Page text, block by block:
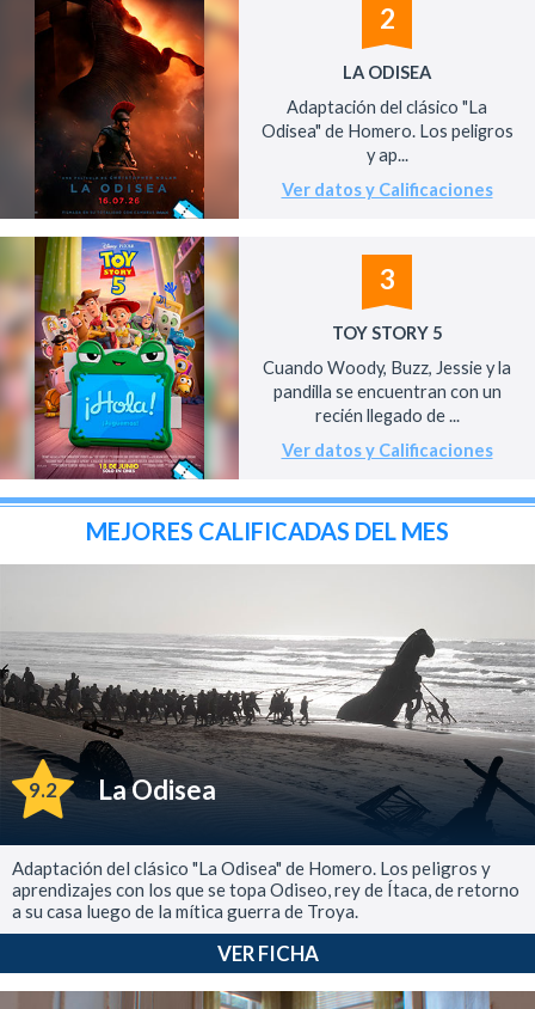
2
LA ODISEA
Adaptación del clásico "La
Odisea" de Homero. Los peligros
y ap...
Ver datos y Calificaciones
3
TOY STORY 5
Cuando Woody, Buzz, Jessie y la
pandilla se encuentran con un
recién llegado de ...
Ver datos y Calificaciones
MEJORES CALIFICADAS DEL MES
9.2 La Odisea
Adaptación del clásico "La Odisea" de Homero. Los peligros y
aprendizajes con los que se topa Odiseo, rey de Ítaca, de retorno
a su casa luego de la mítica guerra de Troya.
VER FICHA